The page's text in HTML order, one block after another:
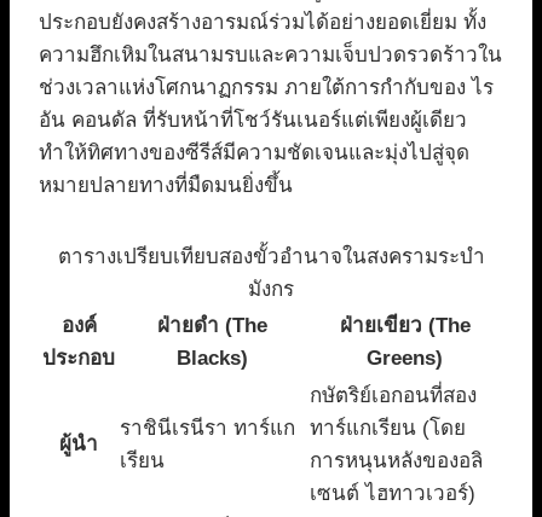
ประกอบยังคงสร้างอารมณ์ร่วมได้อย่างยอดเยี่ยม ทั้ง
ความฮึกเหิมในสนามรบและความเจ็บปวดรวดร้าวใน
ช่วงเวลาแห่งโศกนาฏกรรม ภายใต้การกำกับของ ไร
อัน คอนดัล ที่รับหน้าที่โชว์รันเนอร์แต่เพียงผู้เดียว
ทำให้ทิศทางของซีรีส์มีความชัดเจนและมุ่งไปสู่จุด
หมายปลายทางที่มืดมนยิ่งขึ้น
ตารางเปรียบเทียบสองขั้วอำนาจในสงครามระบำ
มังกร
องค์
ประกอบ
ฝ่ายดำ (The
Blacks)
ฝ่ายเขียว (The
Greens)
ผู้นำ
ราชินีเรนีรา ทาร์แก
เรียน
กษัตริย์เอกอนที่สอง
ทาร์แกเรียน (โดย
การหนุนหลังของอลิ
เซนต์ ไฮทาวเวอร์)